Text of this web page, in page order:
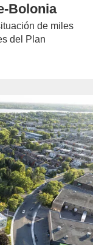
Bolonia
de miles
del Plan